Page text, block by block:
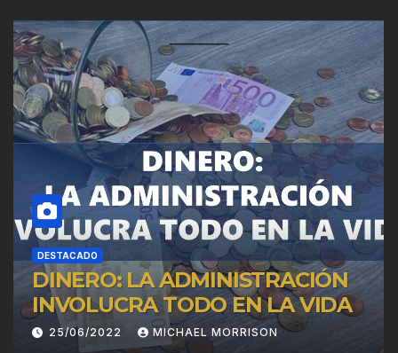
DESTACADO
VIDA CRISTIANA:
25/06/2022 JOSEPH TKACH